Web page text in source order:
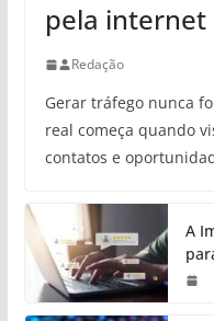
pela internet
Redação
Gerar tráfego nunca
real começa quando
contatos e
A